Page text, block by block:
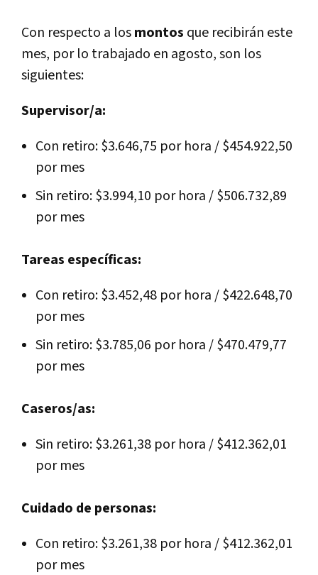
Con respecto a losmontos que recibirán este
mes, por lo trabajado en agosto, son los
siguientes:
Supervisor/a:
Con retiro: $3.646,75 por hora / $454.922,50
por mes
Sin retiro: $3.994,10 por hora / $506.732,89
por mes
Tareas específicas:
Con retiro: $3.452,48 por hora / $422.648,70
por mes
Sin retiro: $3.785,06 por hora / $470.479,77
por mes
Caseros/as:
Sin retiro: $3.261,38 por hora / $412.362,01
por mes
Cuidado de personas:
Con retiro: $3.261,38 por hora / $412.362,01
por mes